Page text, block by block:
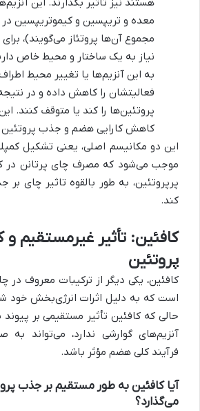
معده و تریپسین و کیموتریپسین
مجموع آن‌ها پروتئاز می‌گویند)،
نیاز به یک ساختار و محیط خاص
به این آنزیم‌ها یا تغییر محیط
فعالیتشان را کاهش داده و در
پروتئین‌ها را کند یا متوقف کنند.
کاهش کارایی هضم و جذب
این دو مکانیسم اصلی، یعنی تشکیل
موجب می‌شود که مصرف چای پرتانن در
پرپروتئین، به طور بالقوه تاثیر چای
کند.
کافئین: تأثیر غیرمستقیم
پروتئین
کافئین، یکی دیگر از ترکیبات معروف
است که به دلیل اثرات انرژی‌بخش خود
حالی که کافئین تأثیر مستقیمی بر پیوند
آنزیم‌های گوارشی ندارد، می‌تواند به
فرآیند کلی هضم مؤثر باشد.
آیا کافئین به طور مستقیم بر جذب
می‌گذارد؟